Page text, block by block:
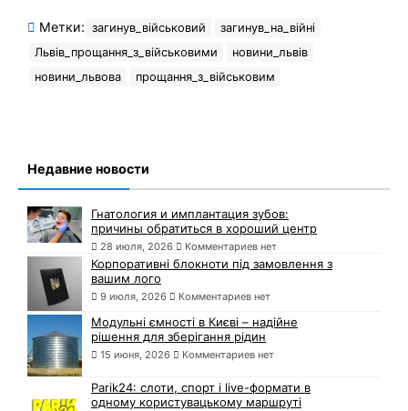
Метки: загинув_військовий
загинув_на_війні
Львів_прощання_з_військовими
новини_львів
новини_львова
прощання_з_військовим
Недавние новости
Гнатология и имплантация зубов:
причины обратиться в хороший центр
28 июля, 2026 Комментариев нет
Корпоративні блокноти під замовлення з
вашим лого
9 июля, 2026 Комментариев нет
Модульні ємності в Києві – надійне
рішення для зберігання рідин
15 июня, 2026 Комментариев нет
Parik24: слоти, спорт і live-формати в
одному користувацькому маршруті